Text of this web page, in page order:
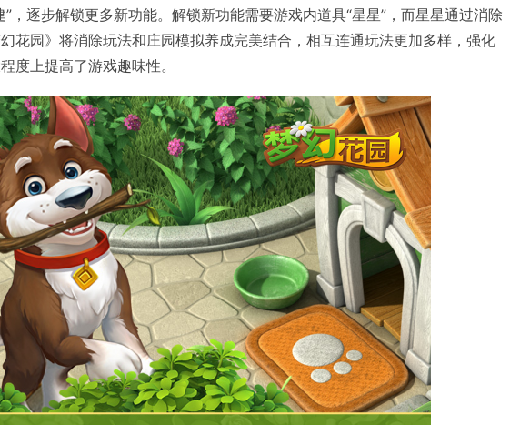
”，逐步解锁更多新功能。解锁新功能需要游戏内道具“星星”，而星星通过消除
花园》将消除玩法和庄园模拟养成完美结合，相互连通玩法更加多样，强化
度上提高了游戏趣味性。